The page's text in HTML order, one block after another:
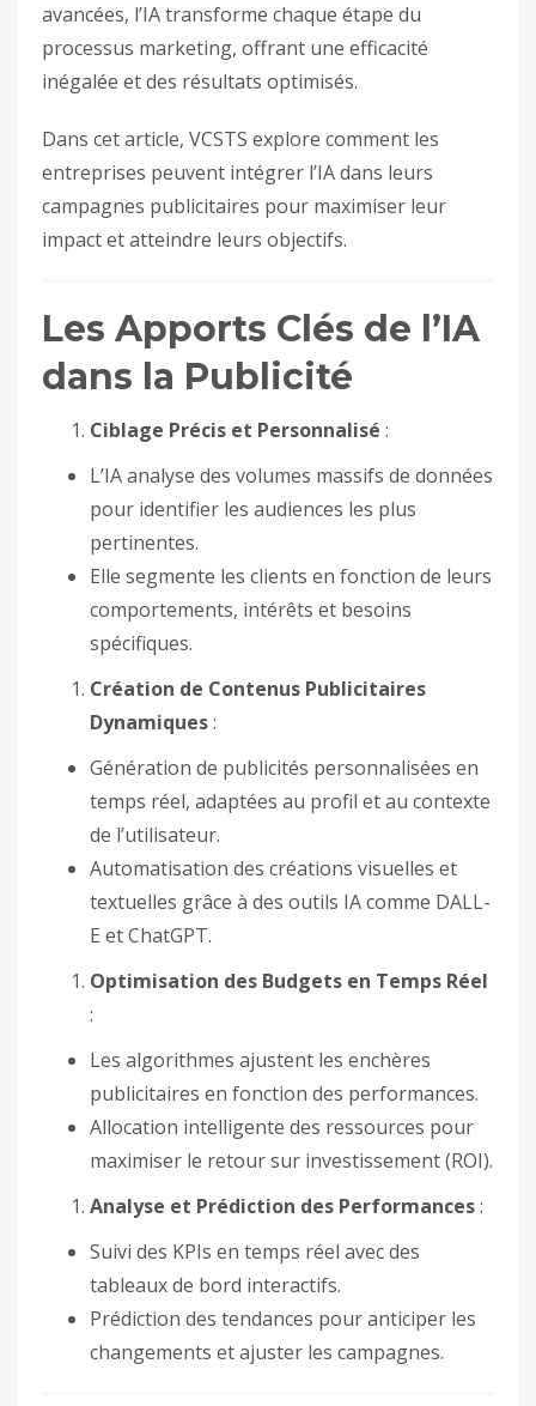
avancées, l’IA transforme chaque étape du
processus marketing, offrant une efficacité
inégalée et des résultats optimisés.
Dans cet article, VCSTS explore comment les
entreprises peuvent intégrer l’IA dans leurs
campagnes publicitaires pour maximiser leur
impact et atteindre leurs objectifs.
Les Apports Clés de l’IA
dans la Publicité
Ciblage Précis et Personnalisé :
L’IA analyse des volumes massifs de données
pour identifier les audiences les plus
pertinentes.
Elle segmente les clients en fonction de leurs
comportements, intérêts et besoins
spécifiques.
Création de Contenus Publicitaires
Dynamiques:
Génération de publicités personnalisées en
temps réel, adaptées au profil et au contexte
de l’utilisateur.
Automatisation des créations visuelles et
textuelles grâce à des outils IA comme DALL-
E et ChatGPT.
Optimisation des Budgets en Temps Réel
:
Les algorithmes ajustent les enchères
publicitaires en fonction des performances.
Allocation intelligente des ressources pour
maximiser le retour sur investissement (ROI).
Analyse et Prédiction des Performances:
Suivi des KPIs en temps réel avec des
tableaux de bord interactifs.
Prédiction des tendances pour anticiper les
changements et ajuster les campagnes.